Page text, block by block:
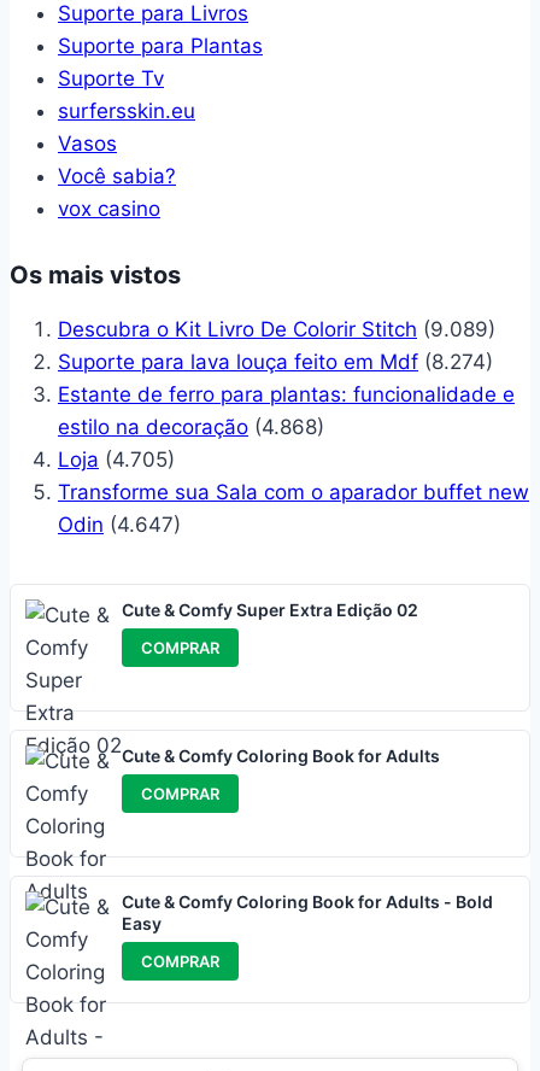
Suporte para Livros
Suporte para Plantas
Suporte Tv
surfersskin.eu
Vasos
Você sabia?
vox casino
Os mais vistos
Descubra o Kit Livro De Colorir Stitch (9.089)
Suporte para lava louça feito em Mdf (8.274)
Estante de ferro para plantas: funcionalidade e
estilo na decoração (4.868)
Loja (4.705)
Transforme sua Sala com o aparador buffet new
Odin (4.647)
Cute & Comfy Super Extra Edição 02
COMPRAR
Cute & Comfy Coloring Book for Adults
COMPRAR
Cute & Comfy Coloring Book for Adults - Bold
Easy
COMPRAR